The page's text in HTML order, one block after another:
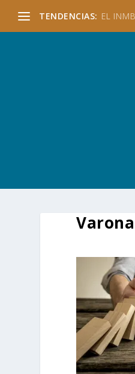
TENDENCIAS: EL